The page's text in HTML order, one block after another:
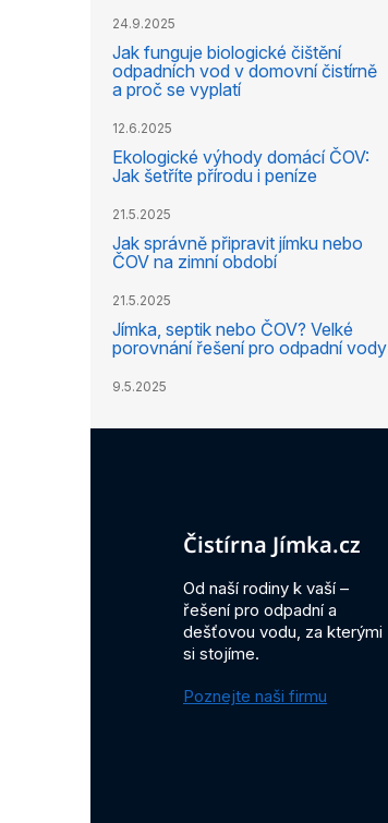
24.9.2025
Jak funguje biologické čištění
odpadních vod v domovní čistírně
a proč se vyplatí
12.6.2025
Ekologické výhody domácí ČOV:
Jak šetříte přírodu i peníze
21.5.2025
Jak správně připravit jímku nebo
ČOV na zimní období
21.5.2025
Jímka, septik nebo ČOV? Velké
porovnání řešení pro odpadní vody
9.5.2025
Čistírna Jímka.cz
Od naší rodiny k vaší –
řešení pro odpadní a
dešťovou vodu, za kterými
si stojíme.
Poznejte naši firmu